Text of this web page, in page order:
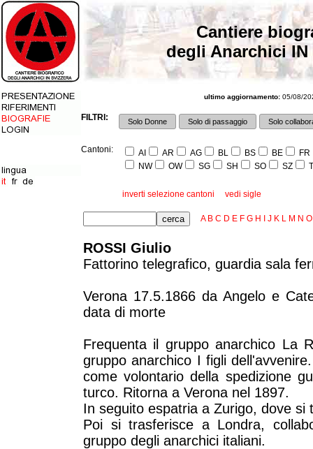
Cantiere
degli Anarchici IN
ultimo aggiornamento: 05/08/
FILTRI: Solo Donne Solo di passaggio Solo
Cantoni: AI AR AG BL BS BE
FR
NW
OW SG SH SO SZ
inverti selezione cantoni vedi sigle
A B C D E F G H J K L M N O
ROSSI Giulio
Fattorino telegrafico, guardia sala
Verona 17.5.1866 da Angelo e
data di morte
Frequenta il gruppo anarchico La
gruppo anarchico I figli
come volontario della spedizione
turco. Ritorna a Verona nel 1897.
In seguito espatria a Zurigo, dove
Poi si trasferisce a Londra,
gruppo degli anarchici italiani.